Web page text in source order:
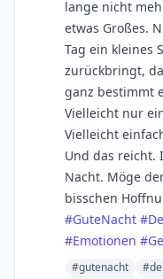
lange nicht
etwas Großes.
Tag ein kleines
zurückbringt,
ganz bestimmt
Vielleicht nur
Vielleicht
Und das reicht.
Nacht. Möge
bisschen
#GuteNacht #
#Emotionen #
#gutenacht